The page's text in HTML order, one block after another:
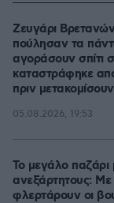
Ζευγάρι
πούλησαν τα
αγοράσουν σπίτι
καταστράφηκε
πριν
05.08.2026, 19:53
Το μεγάλο παζάρι
ανεξάρτητους: Με
φλερτάρουν οι